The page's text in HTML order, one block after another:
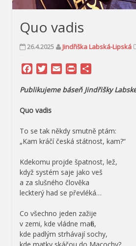
Quo vadis
26.4.2025 Jindřiška Labská-Lipská
Facebook
Twitter
Email Print
Publikujeme báseň Jindřišky
Quo vadis
To se tak někdy smutně ptám:
„Kam kráčí česká státnost, kam?“
Kdekomu projde špatnost, lež,
když systém saje jako veš
a za slušného člověka
leckterý had se převléká…
Co všechno jeden zažije
v zemi, kde vládne mafie,
kde padlým strhávají sochy,